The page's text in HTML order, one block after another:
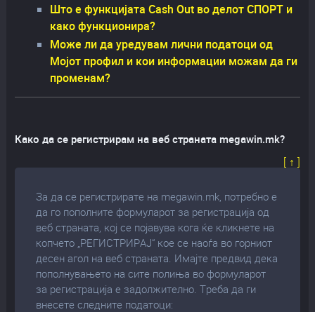
Што е функцијата Cash Out во делот СПОРТ и
како функционира?
Може ли да уредувам лични податоци од
Мојот профил и кои информации можам да ги
променам?
Како да се регистрирам на веб страната megawin.mk?
[ ↑ ]
За да се регистрирате на megawin.mk, потребно е
да го пополните формуларот за регистрација од
веб страната, кој се појавува кога ќе кликнете на
копчето „РЕГИСТРИРАЈ“ кое се наоѓа во горниот
десен агол на веб страната. Имајте предвид дека
пополнувањето на сите полиња во формуларот
за регистрација е задолжително. Треба да ги
внесете следните податоци: